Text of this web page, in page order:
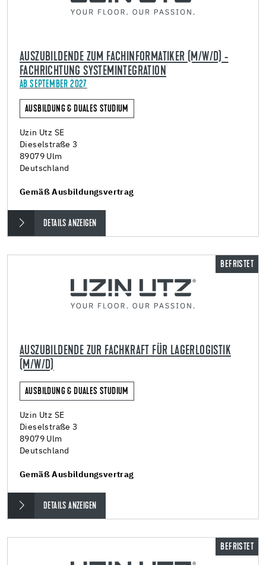
AUSZUBILDENDE ZUM FACHINFORMATIKER (M/W/D) -
FACHRICHTUNG SYSTEMINTEGRATION
AB SEPTEMBER 2027
AUSBILDUNG & DUALES STUDIUM
Uzin Utz SE
Dieselstraße 3
89079 Ulm
Deutschland
Gemäß Ausbildungsvertrag
DETAILS ANZEIGEN
BEFRISTET
AUSZUBILDENDE ZUR FACHKRAFT FÜR LAGERLOGISTIK
(M/W/D)
AUSBILDUNG & DUALES STUDIUM
Uzin Utz SE
Dieselstraße 3
89079 Ulm
Deutschland
Gemäß Ausbildungsvertrag
DETAILS ANZEIGEN
BEFRISTET